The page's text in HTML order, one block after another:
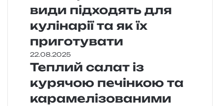
види підходять для
кулінарії та як їх
приготувати
22.08.2025
Теплий салат із
курячою печінкою та
карамелізованими